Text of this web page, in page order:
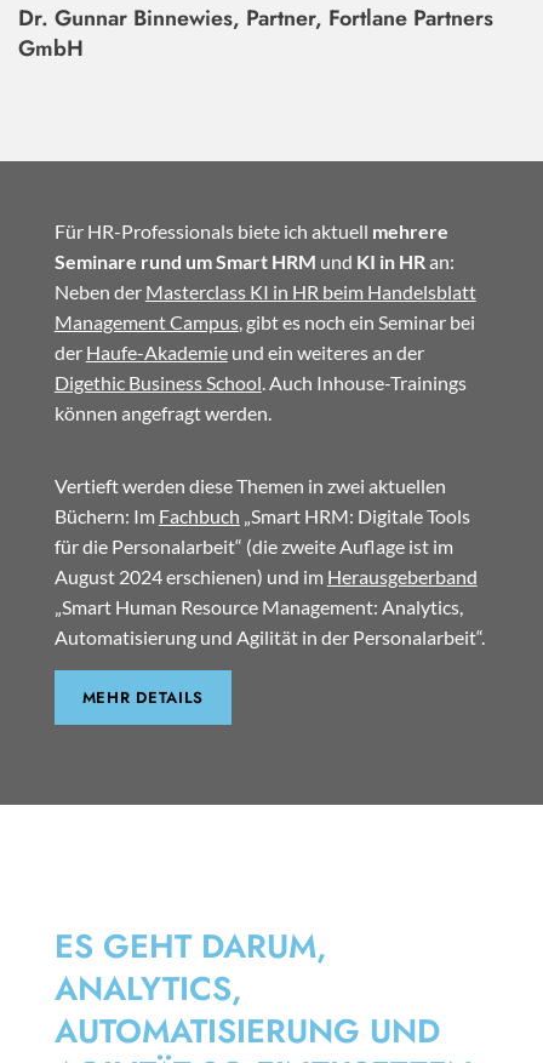
Dr. Gunnar Binnewies, Partner, Fortlane Partners
GmbH
Für HR-Professionals biete ich aktuell mehrere
Seminare rund um Smart HRM und KI in HR an:
Neben der Masterclass KI in HR beim Handelsblatt
Management Campus, gibt es noch ein Seminar bei
der Haufe-Akademieund ein weiteres an der
Digethic Business School . Auch Inhouse-Trainings
können angefragt werden.
Vertieft werden diese Themen in zwei aktuellen
Büchern: Im Fachbuch „Smart HRM: Digitale Tools
für die Personalarbeit“ (die zweite Auflage ist im
August 2024 erschienen) und im Herausgeberband
„Smart Human Resource Management: Analytics,
Automatisierung und Agilität in der Personalarbeit“.
MEHR DETAILS
ES GEHT DARUM,
ANALYTICS,
AUTOMATISIERUNG UND